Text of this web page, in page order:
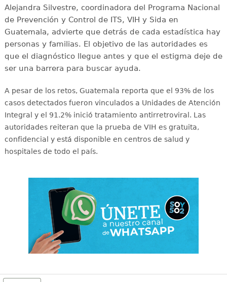
Alejandra Silvestre, coordinadora del Programa Nacional
de Prevención y Control de ITS, VIH y Sida en
Guatemala, advierte que detrás de cada estadística hay
personas y familias. El objetivo de las autoridades es
que el diagnóstico llegue antes y que el estigma deje de
ser una barrera para buscar ayuda.
A pesar de los retos, Guatemala reporta que el 93% de los
casos detectados fueron vinculados a Unidades de Atención
Integral y el 91.2% inició tratamiento antirretroviral . Las
autoridades reiteran que la prueba de VIH es gratuita,
confidencial y está disponible en centros de salud y
hospitales de todo el país.